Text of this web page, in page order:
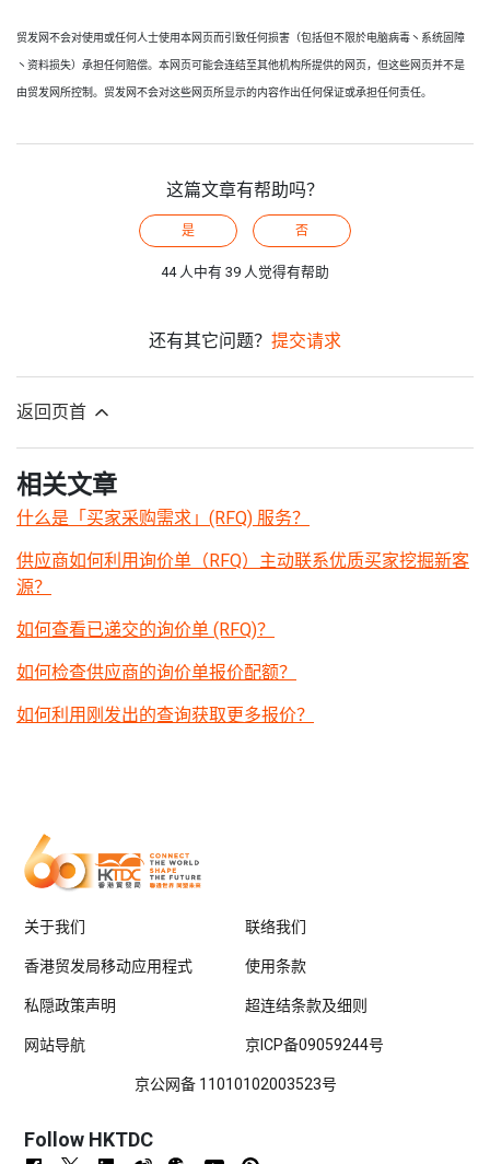
贸发网不会对使用或任何人士使用本网页而引致任何损害（包括但不限於电脑病毒丶系统固障
丶资料损失）承担任何赔偿。本网页可能会连结至其他机构所提供的网页，但这些网页并不是
由贸发网所控制。贸发网不会对这些网页所显示的内容作出任何保证或承担任何责任。
这篇文章有帮助吗？
是 否
44 人中有 39 人觉得有帮助
还有其它问题？ 提交请求
返回页首
相关文章
什么是「买家采购需求」(RFQ) 服务？
供应商如何利用询价单（RFQ）主动联系优质买家挖掘新客
源？
如何查看已递交的询价单 (RFQ)？
如何检查供应商的询价单报价配额？
如何利用刚发出的查询获取更多报价？
关于我们 联络我们
香港贸发局移动应用程式 使用条款
私隠政策声明 超连结条款及细则
网站导航 京ICP备09059244号
京公网备 11010102003523号
Follow HKTDC